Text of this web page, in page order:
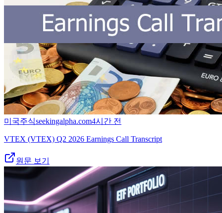
미국주식seekingalpha.com4시간 전
VTEX (VTEX) Q2 2026 Earnings Call Transcript
원문 보기